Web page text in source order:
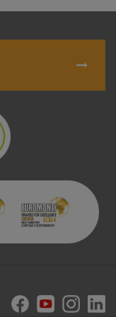
aktivni
stranice i
se
uključuju zahtjev
upozorenje
neće raditi. Ti
bi vas mogle